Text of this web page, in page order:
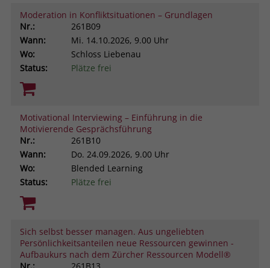
Moderation in Konfliktsituationen – Grundlagen
Nr.:
261B09
Wann:
Mi. 14.10.2026, 9.00 Uhr
Wo:
Schloss Liebenau
Status:
Plätze frei
Motivational Interviewing – Einführung in die
Motivierende Gesprächsführung
Nr.:
261B10
Wann:
Do. 24.09.2026, 9.00 Uhr
Wo:
Blended Learning
Status:
Plätze frei
Sich selbst besser managen. Aus ungeliebten
Persönlichkeitsanteilen neue Ressourcen gewinnen -
Aufbaukurs nach dem Zürcher Ressourcen Modell®